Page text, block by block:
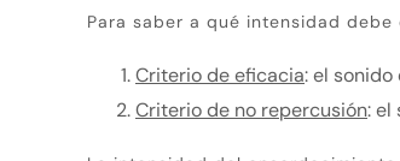
Para saber a qué intensidad
Criterio de eficacia: el
Criterio de no repercusión: el